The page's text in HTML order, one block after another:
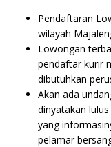
Pendaftaran
wilayah
Lowongan
pendaftar kurir
dibutuhkan
Akan ada
dinyatakan
yang
pelamar